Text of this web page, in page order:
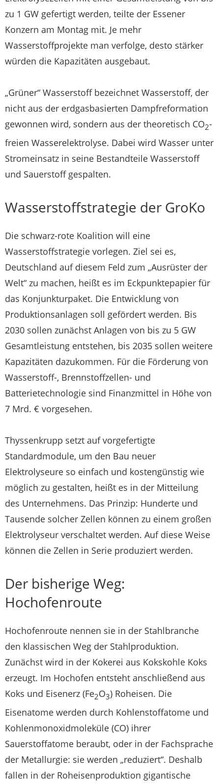
zu 1 GW gefertigt werden, teilte der Essener
Konzern am Montag mit. Je mehr
Wasserstoffprojekte man verfolge, desto stärker
würden die Kapazitäten ausgebaut.
„Grüner“ Wasserstoff bezeichnet Wasserstoff, der
nicht aus der erdgasbasierten Dampfreformation
gewonnen wird, sondern aus der theoretisch CO2-
freien Wasserelektrolyse. Dabei wird Wasser unter
Stromeinsatz in seine Bestandteile Wasserstoff
und Sauerstoff gespalten.
Wasserstoffstrategie der GroKo
Die schwarz-rote Koalition will eine
Wasserstoffstrategie vorlegen. Ziel sei es,
Deutschland auf diesem Feld zum „Ausrüster der
Welt“ zu machen, heißt es im Eckpunktepapier für
das Konjunkturpaket. Die Entwicklung von
Produktionsanlagen soll gefördert werden. Bis
2030 sollen zunächst Anlagen von bis zu 5 GW
Gesamtleistung entstehen, bis 2035 sollen weitere
Kapazitäten dazukommen. Für die Förderung von
Wasserstoff-, Brennstoffzellen- und
Batterietechnologie sind Finanzmittel in Höhe von
7 Mrd. € vorgesehen.
Thyssenkrupp setzt auf vorgefertigte
Standardmodule, um den Bau neuer
Elektrolyseure so einfach und kostengünstig wie
möglich zu gestalten, heißt es in der Mitteilung
des Unternehmens. Das Prinzip: Hunderte und
Tausende solcher Zellen können zu einem großen
Elektrolyseur verschaltet werden. Auf diese Weise
können die Zellen in Serie produziert werden.
Der bisherige Weg:
Hochofenroute
Hochofenroute nennen sie in der Stahlbranche
den klassischen Weg der Stahlproduktion.
Zunächst wird in der Kokerei aus Kokskohle Koks
erzeugt. Im Hochofen entsteht anschließend aus
Koks und Eisenerz (Fe2O3) Roheisen. Die
Eisenatome werden durch Kohlenstoffatome und
Kohlenmonoxidmoleküle (CO) ihrer
Sauerstoffatome beraubt, oder in der Fachsprache
der Metallurgie: sie werden „reduziert“. Deshalb
fallen in der Roheisenproduktion gigantische